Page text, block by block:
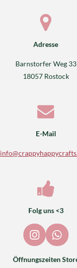
Adresse
Barnstorfer Weg 33
18057 Rostock
E-Mail
Folg uns <3
I
n
s
W
h
a
Öffnungszeiten